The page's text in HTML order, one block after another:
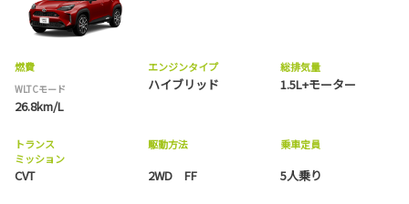
燃費
WLTCモード
26.8km/L
エンジンタイプ
ハイブリッド
総排気量
1.5L+モーター
トランス
ミッション
CVT
駆動方法
2WD FF
乗車定員
5人乗り